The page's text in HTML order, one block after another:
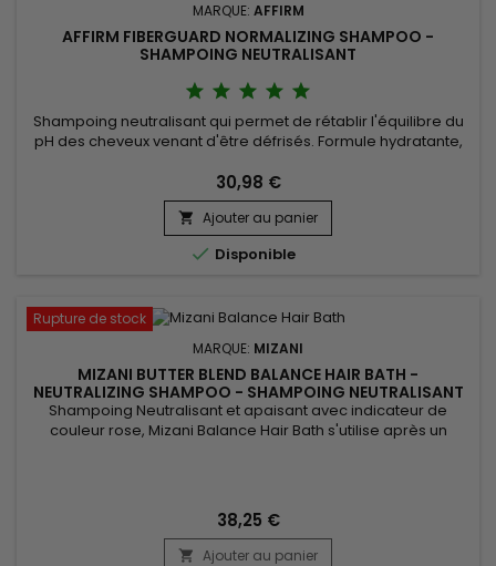
MARQUE: AFFIRM
AFFIRM FIBERGUARD NORMALIZING SHAMPOO -
SHAMPOING NEUTRALISANT
Shampoing neutralisant qui permet de rétablir l'équilibre du
pH des cheveux venant d'être défrisés. Formule hydratante,
normalisation complète après le défrisage et supprime
toutes traces résiduelles du produit défrisant.
30,98 €
 Ajouter au panier
 Disponible
Rupture de stock
MARQUE: MIZANI
MIZANI BUTTER BLEND BALANCE HAIR BATH -
NEUTRALIZING SHAMPOO - SHAMPOING NEUTRALISANT
Shampoing Neutralisant et apaisant avec indicateur de
couleur rose, Mizani Balance Hair Bath s'utilise après un
formule enrichie en Miel permet d’hydrater en profondeur,
tandis que les...
38,25 €
 Ajouter au panier